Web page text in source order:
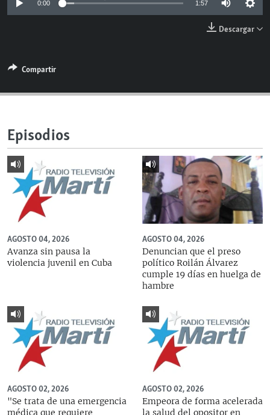
RADIO MARTÍ
LA REALIDAD DE LA VIVIENDA EN CUBA
SER VIEJO EN CUBA
LOS SANTOS DE HIALEAH
DESINFORMACIÓN RUSA EN AMÉRICA LATINA
LA INVASIÓN DE RUSIA A UCRANIA
EDITORIALES
0:00 1:57
Descargar
Compartir
Episodios
AGOSTO 04, 2026
Avanza sin pausa la
violencia juvenil en Cuba
AGOSTO 04, 2026
Denuncian que el preso
político Roilán Álvarez
cumple 19 días en huelga de
hambre
AGOSTO 02, 2026
"Se trata de una emergencia
médica que requiere
AGOSTO 02, 2026
Empeora de forma acelerada
la salud del opositor en